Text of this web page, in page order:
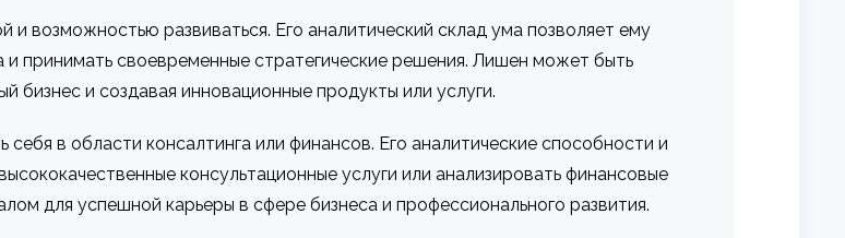
возможностью развиваться. Его аналитический склад ума позволяет ему
принимать своевременные стратегические решения. Лишен может быть
и создавая инновационные продукты или услуги.
в области консалтинга или финансов. Его аналитические способности и
консультационные услуги или анализировать финансовые
для успешной карьеры в сфере бизнеса и профессионального развития.